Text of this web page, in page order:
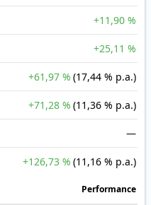
+11,90 %
+25,11 %
+61,97 % (17,44 % p.a.)
+71,28 % (11,36 % p.a.)
—
+126,73 % (11,16 % p.a.)
Performance